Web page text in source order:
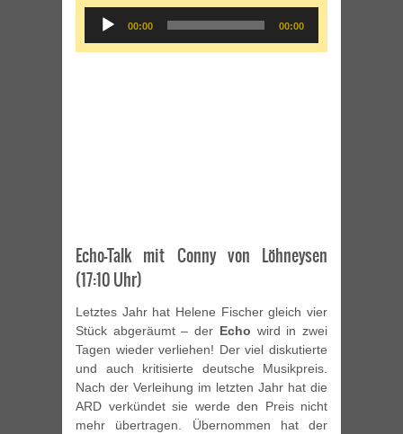
Audio
Player
00:00 00:00
Echo-Talk mit Conny von Löhneysen
(17:10 Uhr)
Letztes Jahr hat Helene Fischer gleich vier
Stück abgeräumt – der Echo wird in zwei
Tagen wieder verliehen! Der viel diskutierte
und auch kritisierte deutsche Musikpreis.
Nach der Verleihung im letzten Jahr hat die
ARD verkündet sie werde den Preis nicht
mehr übertragen. Übernommen hat der